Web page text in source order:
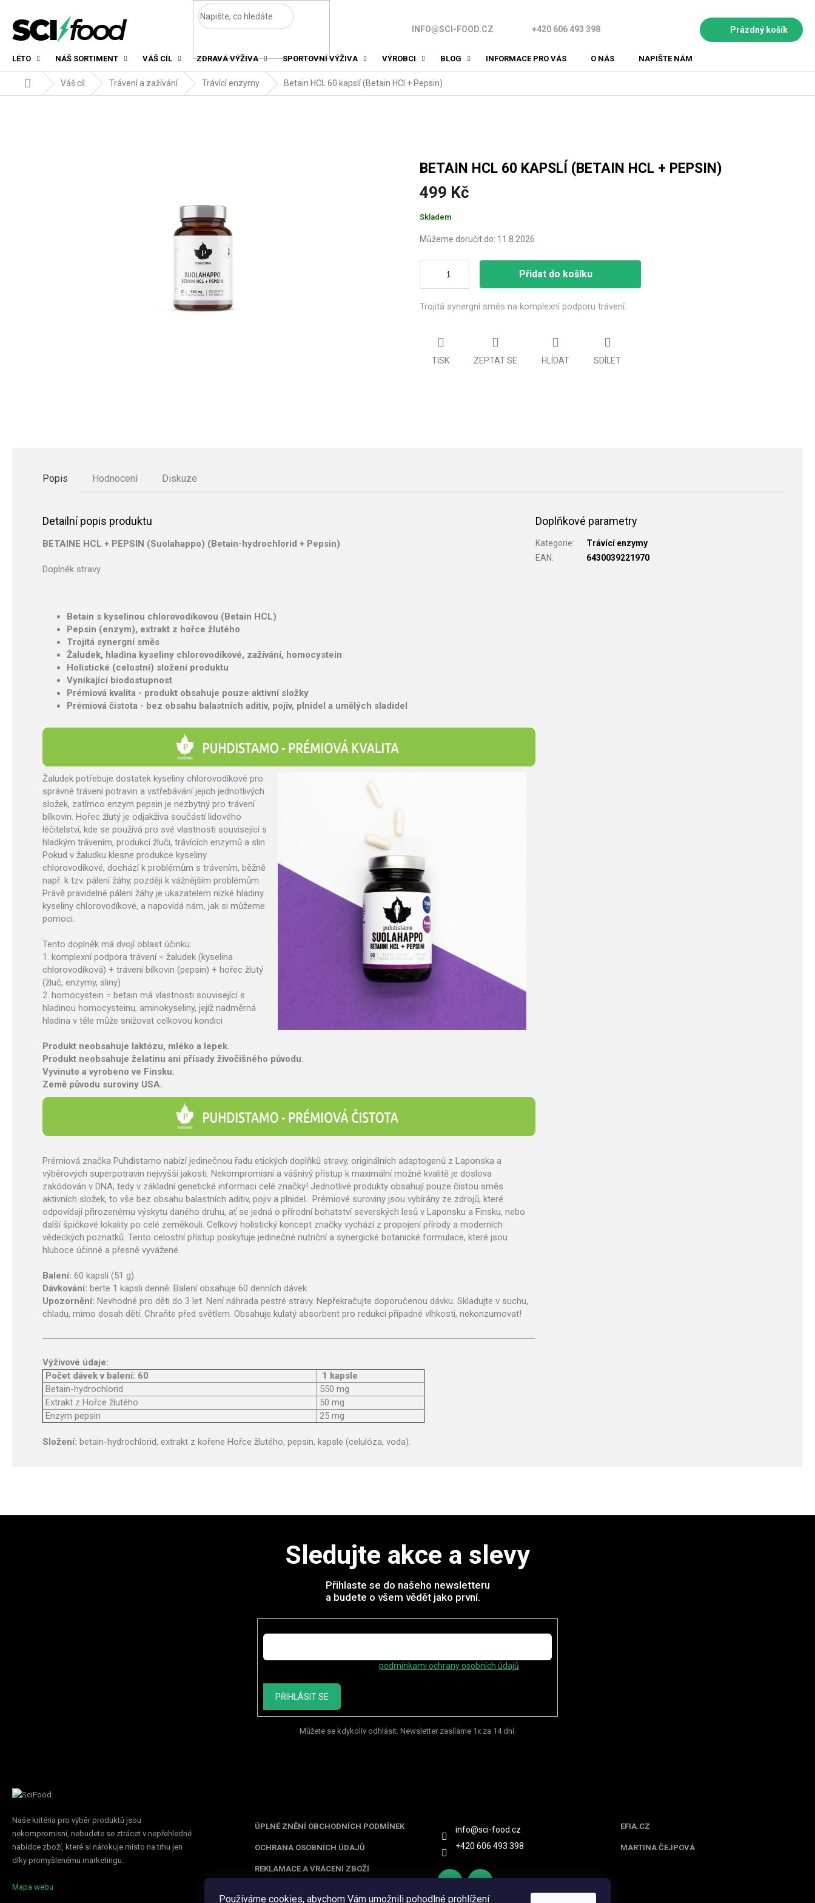
Používáme cookies, abychom Vám umožnili pohodlné prohlížení
obsah
INFO@SCI-FOOD.CZ +420 606 493 398
NÁKUPNÍ
Prázdný košík
LÉTO NÁŠ SORTIMENT VÁŠ CÍL ZDRAVÁ VÝŽIVA SPORTOVNÍ VÝŽIVA VÝROBCI BLOG INFORMACE PRO VÁS O NÁS NAPIŠTE NÁM
Domů Váš cíl Trávení a zažívání Trávící enzymy Betain HCL 60 kapslí (Betain HCl + Pepsin)
BETAIN HCL 60 KAPSLÍ (BETAIN HCL + PEPSIN)
499 Kč
Měrná
cena:
Skladem
Můžeme doručit do: 11.8.2026
Přidat do košíku
Trojitá synergní směs na komplexní podporu trávení.
TISK ZEPTAT SE HLÍDAT SDÍLET
Popis Hodnocení Diskuze
Detailní popis produktu
BETAINE HCL + PEPSIN (Suolahappo) (Betain-hydrochlorid + Pepsin)
Doplněk stravy.
Betain s kyselinou chlorovodíkovou (Betain HCL)
Pepsin (enzym), extrakt z hořce žlutého
Trojitá synergní směs
Žaludek, hladina kyseliny chlorovodíkové, zažívání, homocystein
Holistické (celostní) složení produktu
Vynikající biodostupnost
Prémiová kvalita - produkt obsahuje pouze aktivní složky
Prémiová čistota - bez obsahu balastních aditiv, pojiv, plnidel a umělých sladidel
Žaludek potřebuje dostatek kyseliny chlorovodíkové pro
správné trávení potravin a vstřebávání jejich jednotlivých
složek, zatímco enzym pepsin je nezbytný pro trávení
bílkovin. Hořec žlutý je odjakživa součástí lidového
léčitelství, kde se používá pro své vlastnosti související s
hladkým trávením, produkcí žluči, trávících enzymů a slin.
Pokud v žaludku klesne produkce kyseliny
chlorovodíkové, dochází k problémům s trávením, běžně
např. k tzv. pálení žáhy, později k vážnějším problémům.
Právě pravidelné pálení žáhy je ukazatelem nízké hladiny
kyseliny chlorovodíkové, a napovídá nám, jak si můžeme
pomoci.
Tento doplněk má dvojí oblast účinku:
1. komplexní podpora trávení = žaludek (kyselina
chlorovodíková) + trávení bílkovin (pepsin) + hořec žlutý
(žluč, enzymy, sliny)
2. homocystein = betain má vlastnosti související s
hladinou homocysteinu, aminokyseliny, jejíž nadměrná
hladina v těle může snižovat celkovou kondici
Produkt neobsahuje laktózu, mléko a lepek.
Produkt neobsahuje želatinu ani přísady živočišného původu.
Vyvinuto a vyrobeno ve Finsku.
Země původu suroviny USA.
Prémiová značka Puhdistamo nabízí jedinečnou řadu etických doplňků stravy, originálních adaptogenů z Laponska a
výběrových superpotravin nejvyšší jakosti. Nekompromisní a vášnivý přístup k maximální možné kvalitě je doslova
zakódován v DNA, tedy v základní genetické informaci celé značky! Jednotlivé produkty obsahují pouze čistou směs
aktivních složek, to vše bez obsahu balastních aditiv, pojiv a plnidel. Prémiové suroviny jsou vybírány ze zdrojů, které
odpovídají přirozenému výskytu daného druhu, ať se jedná o přírodní bohatství severských lesů v Laponsku a Finsku, nebo
další špičkové lokality po celé zeměkouli. Celkový holistický koncept značky vychází z propojení přírody a moderních
vědeckých poznatků. Tento celostní přístup poskytuje jedinečné nutriční a synergické botanické formulace, které jsou
hluboce účinné a přesně vyvážené.
Balení: 60 kapslí (51 g)
Dávkování: berte 1 kapsli denně. Balení obsahuje 60 denních dávek.
Upozornění: Nevhodné pro děti do 3 let. Není náhrada pestré stravy. Nepřekračujte doporučenou dávku. Skladujte v suchu,
chladu, mimo dosah dětí. Chraňte před světlem. Obsahuje kulatý absorbent pro redukci případné vlhkosti, nekonzumovat!
Výživové údaje:
Počet dávek v balení: 60
1 kapsle
Betain-hydrochlorid
550 mg
Extrakt z Hořce žlutého
50 mg
Enzym pepsin
25 mg
Složení: betain-hydrochlorid, extrakt z kořene Hořce žlutého, pepsin, kapsle (celulóza, voda).
Doplňkové parametry
Kategorie:
Trávící enzymy
EAN: 6430039221970
Sledujte akce a slevy
Přihlaste se do našeho newsletteru
a budete o všem vědět jako první.
podmínkami ochrany osobních údajů
PŘIHLÁSIT SE
Můžete se kdykoliv odhlásit. Newsletter zasíláme 1x za 14 dní.
Naše kritéria pro výběr produktů jsou
nekompromisní, nebudete se ztrácet v nepřehledné
nabídce zboží, které si nárokuje místo na trhu jen
díky promyšlenému marketingu.
Mapa webu
ÚPLNÉ ZNĚNÍ OBCHODNÍCH PODMÍNEK
OCHRANA OSOBNÍCH ÚDAJŮ
REKLAMACE A VRÁCENÍ ZBOŽÍ
info@sci-food.cz
+420 606 493 398
http scifoo
EFIA.CZ
MARTINA ČEJPOVÁ